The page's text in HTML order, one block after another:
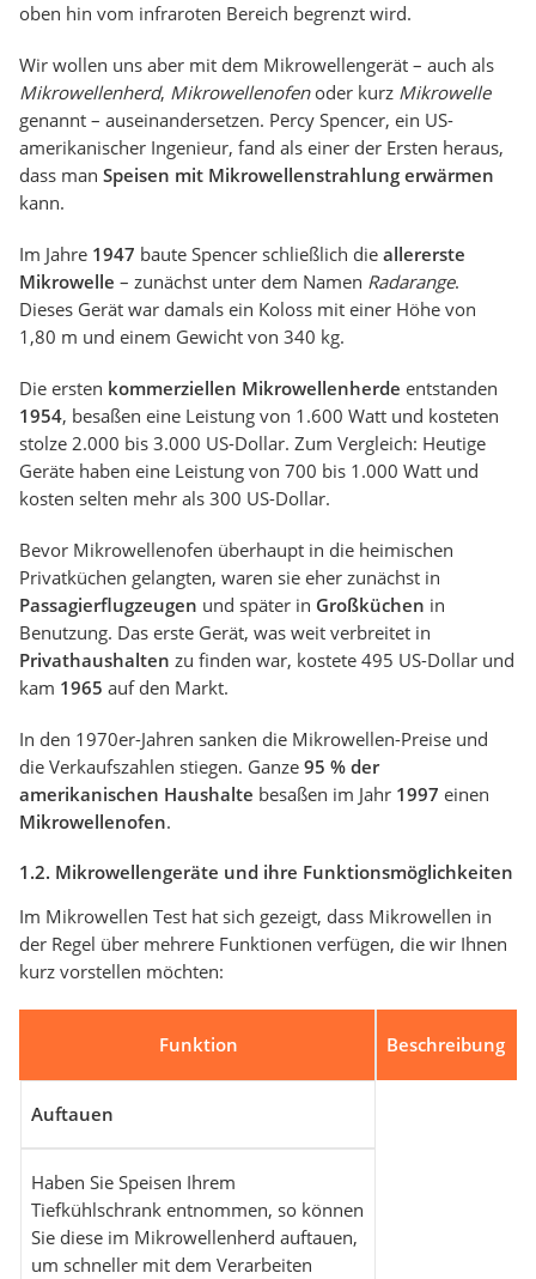
oben hin vom infraroten Bereich begrenzt wird.
Wir wollen uns aber mit dem Mikrowellengerät – auch als
Mikrowellenherd, Mikrowellenofenoder kurz Mikrowelle
genannt – auseinandersetzen. Percy Spencer, ein US-
amerikanischer Ingenieur, fand als einer der Ersten heraus,
dass man Speisen mit Mikrowellenstrahlung erwärmen
kann.
Im Jahre 1947 baute Spencer schließlich die allererste
Mikrowelle – zunächst unter dem Namen Radarange.
Dieses Gerät war damals ein Koloss mit einer Höhe von
1,80 m und einem Gewicht von 340 kg.
Die ersten kommerziellen Mikrowellenherde entstanden
1954, besaßen eine Leistung von 1.600 Watt und kosteten
stolze 2.000 bis 3.000 US-Dollar. Zum Vergleich: Heutige
Geräte haben eine Leistung von 700 bis 1.000 Watt und
kosten selten mehr als 300 US-Dollar.
Bevor Mikrowellenofen überhaupt in die heimischen
Privatküchen gelangten, waren sie eher zunächst in
Passagierflugzeugen und später in Großküchen in
Benutzung. Das erste Gerät, was weit verbreitet in
Privathaushalten zu finden war, kostete 495 US-Dollar und
kam 1965 auf den Markt.
In den 1970er-Jahren sanken die Mikrowellen-Preise und
die Verkaufszahlen stiegen. Ganze 95 % der
amerikanischen Haushalte besaßen im Jahr 1997 einen
Mikrowellenofen.
1.2. Mikrowellengeräte und ihre Funktionsmöglichkeiten
Im Mikrowellen Test hat sich gezeigt, dass Mikrowellen in
der Regel über mehrere Funktionen verfügen, die wir Ihnen
kurz vorstellen möchten:
Funktion Beschreibung
Auftauen
Haben Sie Speisen Ihrem
Tiefkühlschrank entnommen, so können
Sie diese im Mikrowellenherd auftauen,
um schneller mit dem Verarbeiten